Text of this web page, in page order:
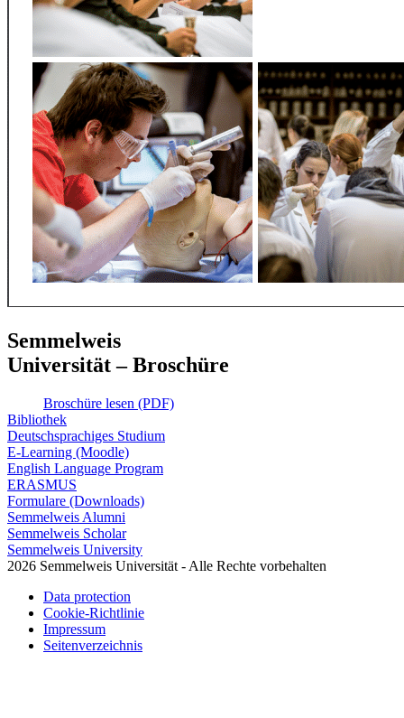
Semmelweis
Universität – Broschüre
Broschüre lesen (PDF)
Bibliothek
Deutschsprachiges Studium
E-Learning (Moodle)
English Language Program
ERASMUS
Formulare (Downloads)
Semmelweis Alumni
Semmelweis Scholar
Semmelweis University
2026 Semmelweis Universität - Alle Rechte vorbehalten
Data protection
Cookie-Richtlinie
Impressum
Seitenverzeichnis